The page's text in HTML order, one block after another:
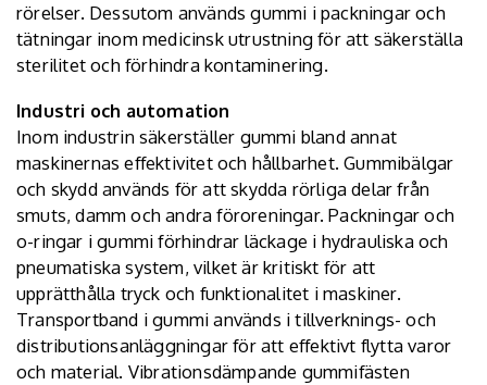
rörelser. Dessutom används gummi i packningar och
tätningar inom medicinsk utrustning för att säkerställa
sterilitet och förhindra kontaminering.
Industri och automation
Inom industrin säkerställer gummi bland annat
maskinernas effektivitet och hållbarhet. Gummibälgar
och skydd används för att skydda rörliga delar från
smuts, damm och andra föroreningar. Packningar och
o-ringar i gummi förhindrar läckage i hydrauliska och
pneumatiska system, vilket är kritiskt för att
upprätthålla tryck och funktionalitet i maskiner.
Transportband i gummi används i tillverknings- och
distributionsanläggningar för att effektivt flytta varor
och material. Vibrationsdämpande gummifästen